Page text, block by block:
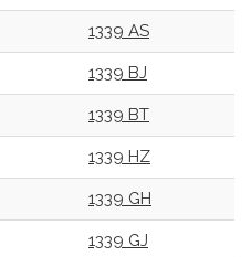
1339 AS
1339 BJ
1339 BT
1339 HZ
1339 GH
1339 GJ